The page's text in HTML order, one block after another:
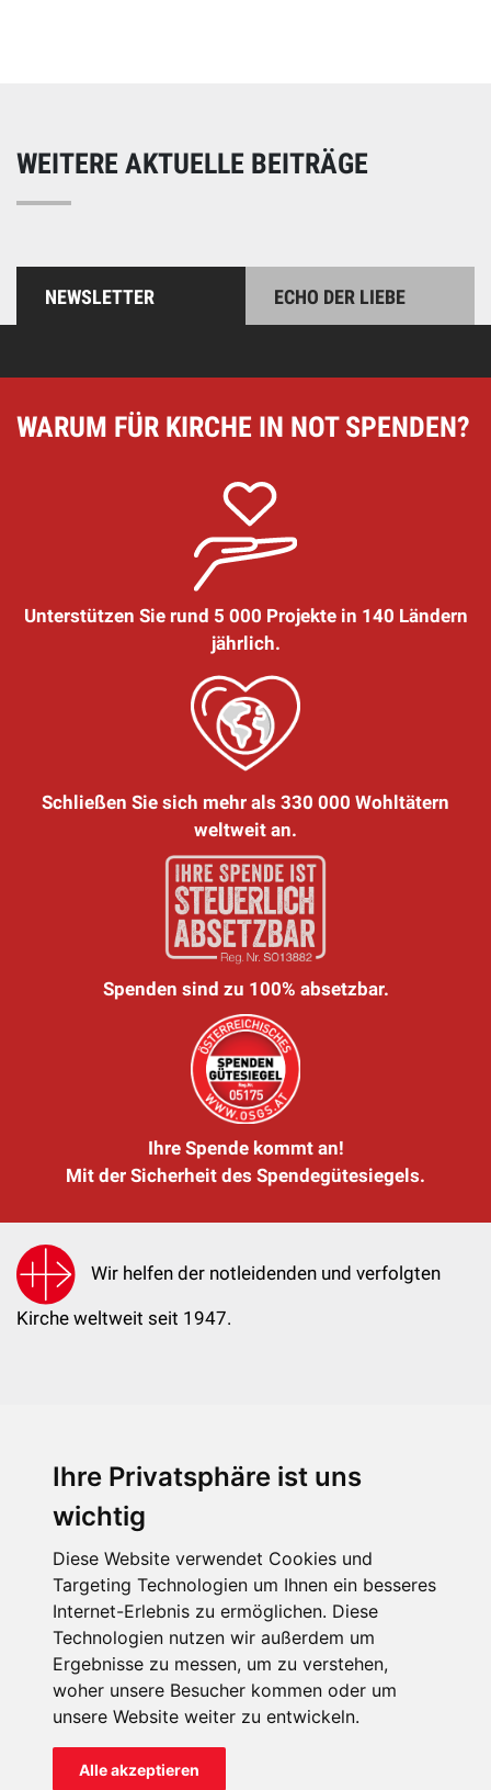
Ihre Privatsphäre ist uns
wichtig
Diese Website verwendet Cookies und
Targeting Technologien um Ihnen ein besseres
Internet-Erlebnis zu ermöglichen. Diese
Technologien nutzen wir außerdem um
Ergebnisse zu messen, um zu verstehen,
woher unsere Besucher kommen oder um
unsere Website weiter zu entwickeln.
Alle akzeptieren
WEITERE AKTUELLE BEITRÄGE
NEWSLETTER ECHO DER LIEBE
WARUM FÜR KIRCHE IN NOT SPENDEN?
Unterstützen Sie rund 5 000 Projekte in 140 Ländern
jährlich.
Schließen Sie sich mehr als 330 000 Wohltätern
weltweit an.
Spenden sind zu 100% absetzbar.
Ihre Spende kommt an!
Mit der Sicherheit des Spendegütesiegels.
Wir helfen der notleidenden und verfolgten
Kirche weltweit seit 1947.
KIRCHE IN NOT - Österreich
kin@kircheinnot.at
KIN weltweit